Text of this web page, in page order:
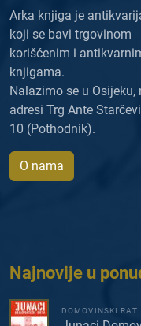
Arka knjiga je
koji se bavi trgovinom
korišćenim i
knjigama.
Nalazimo se u Osijeku,
adresi Trg Ante
10 (Pothodnik).
O nama
Najnovije u
DOMOVINSKI RAT